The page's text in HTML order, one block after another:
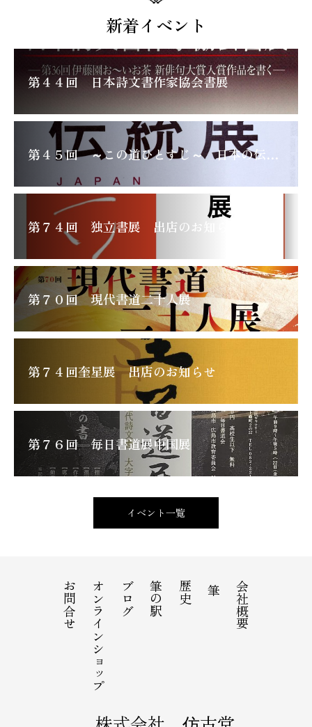
新着イベント
第４４回 日本詩文書作家協会書展
第４５回 ～この道ひとすじ～ 日本の伝統展
第７４回 独立書展 出店のお知らせ
第７０回 現代書道二十人展
第７４回奎星展 出店のお知らせ
第７６回 毎日書道展中国展
イベント一覧
会社概要
筆
歴史
筆の駅
ブログ
オンラインショップ
お問合せ